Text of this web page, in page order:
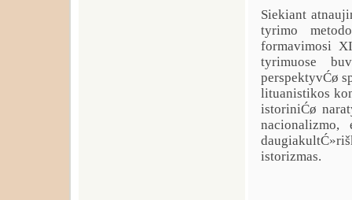
Siekiant
tyrimo
formavimosi
tyrimuose
perspektyvĆø
lituanistikos
istoriniĆø
nacionalizmo,
istorizmas.